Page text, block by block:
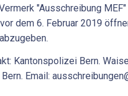
"Ausschreibung
dem 6. Februar 2019
Kantonspolizei Bern.
Email: